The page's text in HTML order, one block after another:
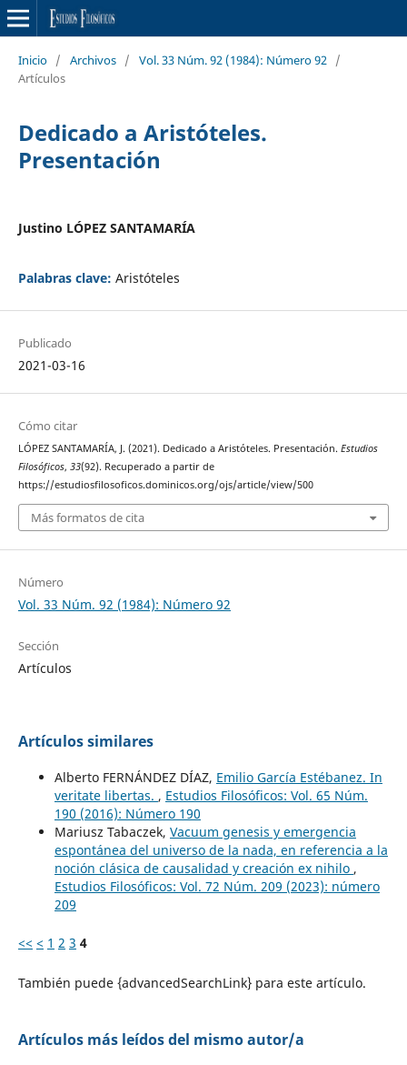
Inicio / Archivos / Vol. 33 Núm. 92 (1984): Número 92 /
Artículos
Dedicado a Aristóteles.
Presentación
Justino LÓPEZ SANTAMARÍA
Palabras clave: Aristóteles
Publicado
2021-03-16
Cómo citar
LÓPEZ SANTAMARÍA, J. (2021). Dedicado a Aristóteles. Presentación. Estudios
Filosóficos, 33(92). Recuperado a partir de
https://estudiosfilosoficos.dominicos.org/ojs/article/view/500
Más formatos de cita
Número
Vol. 33 Núm. 92 (1984): Número 92
Sección
Artículos
Artículos similares
Alberto FERNÁNDEZ DÍAZ, Emilio García Estébanez. In
veritate libertas. , Estudios Filosóficos: Vol. 65 Núm.
190 (2016): Número 190
Mariusz Tabaczek, Vacuum genesis y emergencia
espontánea del universo de la nada, en referencia a la
noción clásica de causalidad y creación ex nihilo ,
Estudios Filosóficos: Vol. 72 Núm. 209 (2023): número
209
<< < 1 2 3 4
También puede {advancedSearchLink} para este artículo.
Artículos más leídos del mismo autor/a